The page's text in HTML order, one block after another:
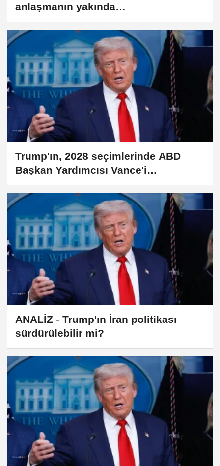
anlaşmanın yakında
sağlanabileceğini söyledi
Trump'ın, 2028 seçimlerinde ABD
Başkan Yardımcısı Vance'i
desteklemeyi planladığı iddia edildi
ANALİZ - Trump'ın İran politikası
sürdürülebilir mi?